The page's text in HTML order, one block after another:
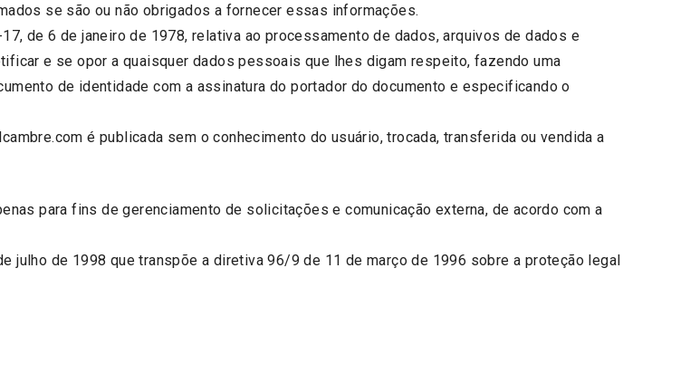
se são ou não obrigados a fornecer essas informações.
de 6 de janeiro de 1978, relativa ao processamento de dados, arquivos de dados e
e se opor a quaisquer dados pessoais que lhes digam respeito, fazendo uma
de identidade com a assinatura do portador do documento e especificando o
é publicada sem o conhecimento do usuário, trocada, transferida ou vendida a
para fins de gerenciamento de solicitações e comunicação externa, de acordo com a
de 1998 que transpõe a diretiva 96/9 de 11 de março de 1996 sobre a proteção legal